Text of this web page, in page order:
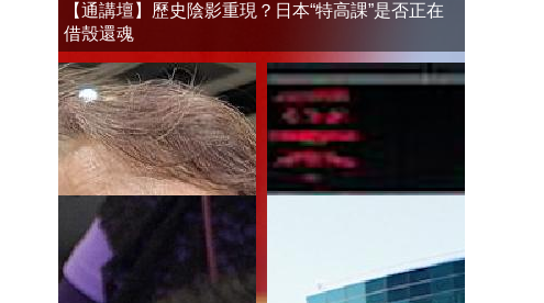
【通講壇】歷史陰影重現？日本“特高課”是否正在
借殼還魂